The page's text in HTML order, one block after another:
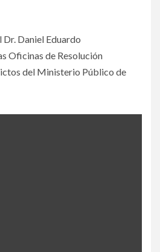
Dr. Daniel Eduardo
Oficinas de Resolución
del Ministerio Público de